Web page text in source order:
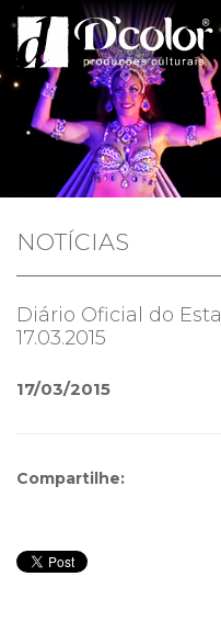
NOTÍCIAS
Diário Oficial do
17.03.2015
17/03/2015
Compartilhe: